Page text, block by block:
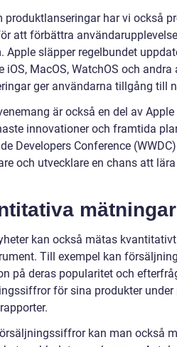
produktlanseringar har vi också
att förbättra
Apple släpper regelbundet
iOS, MacOS, WatchOS och
ger användarna tillgång till
är också en del av
innovationer och framtida
Developers Conference
och utvecklare en chans att
kan också mätas
Till exempel kan
på deras popularitet och
för sina produkter under
kan man också